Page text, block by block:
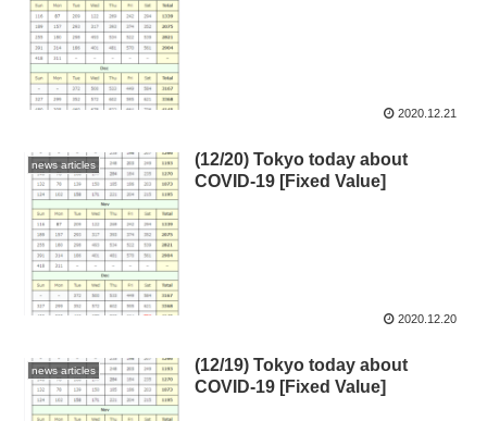
2020.12.21
news articles
(12/20) Tokyo today about
COVID-19 [Fixed Value]
2020.12.20
news articles
(12/19) Tokyo today about
COVID-19 [Fixed Value]